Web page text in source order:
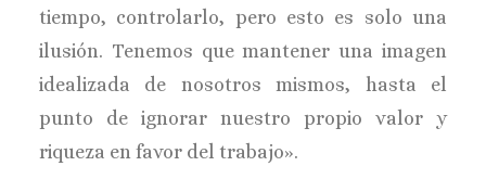
tiempo, controlarlo, pero esto es solo una
ilusión. Tenemos que mantener una imagen
idealizada de nosotros mismos, hasta el
punto de ignorar nuestro propio valor y
riqueza en favor del trabajo».